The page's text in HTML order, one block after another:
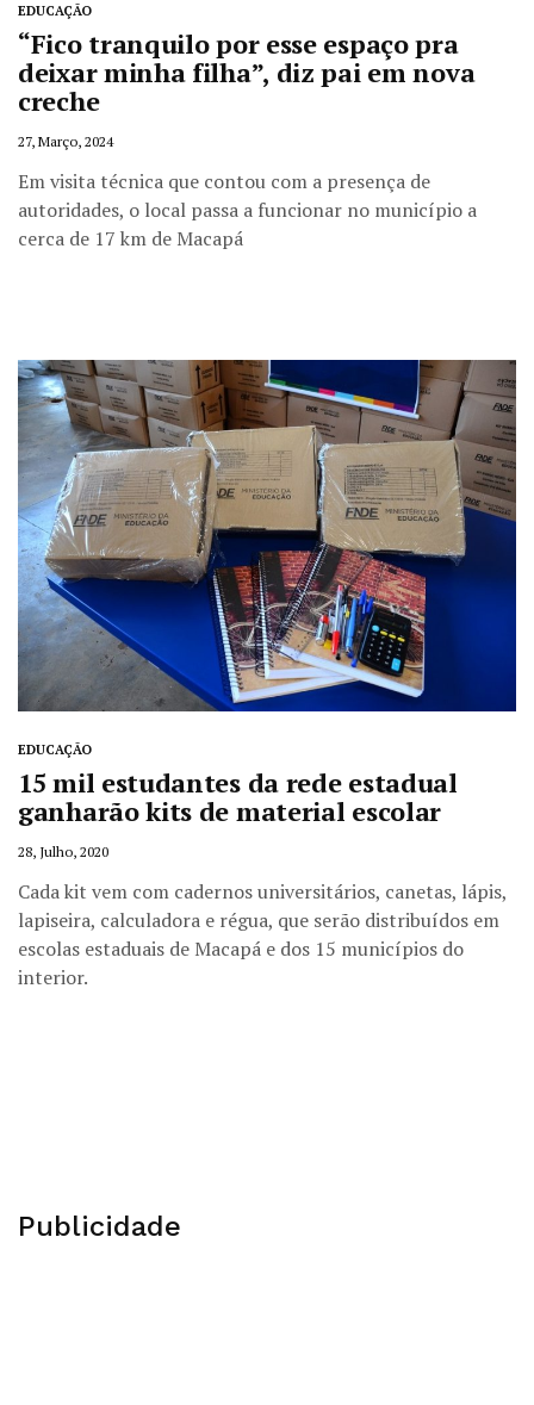
EDUCAÇÃO
“Fico tranquilo por esse espaço pra
deixar minha filha”, diz pai em nova
creche
27, Março, 2024
Em visita técnica que contou com a presença de
autoridades, o local passa a funcionar no município a
cerca de 17 km de Macapá
EDUCAÇÃO
15 mil estudantes da rede estadual
ganharão kits de material escolar
28, Julho, 2020
Cada kit vem com cadernos universitários, canetas, lápis,
lapiseira, calculadora e régua, que serão distribuídos em
escolas estaduais de Macapá e dos 15 municípios do
interior.
Publicidade